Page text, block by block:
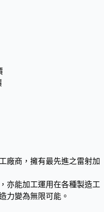
廠商，擁有最先進之雷射加
亦能加工運用在各種製造工
力變為無限可能。